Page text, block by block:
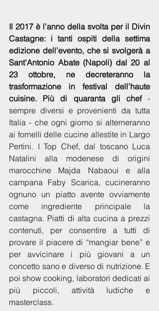
Il 2017 è l’anno della svolta per il Divin
Castagne: i tanti ospiti della settima
edizione dell’evento, che si svolgerà a
Sant’Antonio Abate (Napoli) dal 20 al
23 ottobre, ne decreteranno la
trasformazione in festival dell’haute
cuisine. Più di quaranta gli chef -
sempre diversi e provenienti da tutta
Italia - che ogni giorno si alterneranno
ai fornelli delle cucine allestite in Largo
Pertini. I Top Chef, dal toscano Luca
Natalini alla modenese di origini
marocchine Majda Nabaoui e alla
campana Faby Scarica, cucineranno
ognuno un piatto avente ovviamente
come ingrediente principale la
castagna. Piatti di alta cucina a prezzi
contenuti, per consentire a tutti di
provare il piacere di “mangiar bene” e
per avvicinare i più giovani a un
concetto sano e diverso di nutrizione. E
poi show cooking, laboratori dedicati ai
più piccoli, attività ludiche e
masterclass.